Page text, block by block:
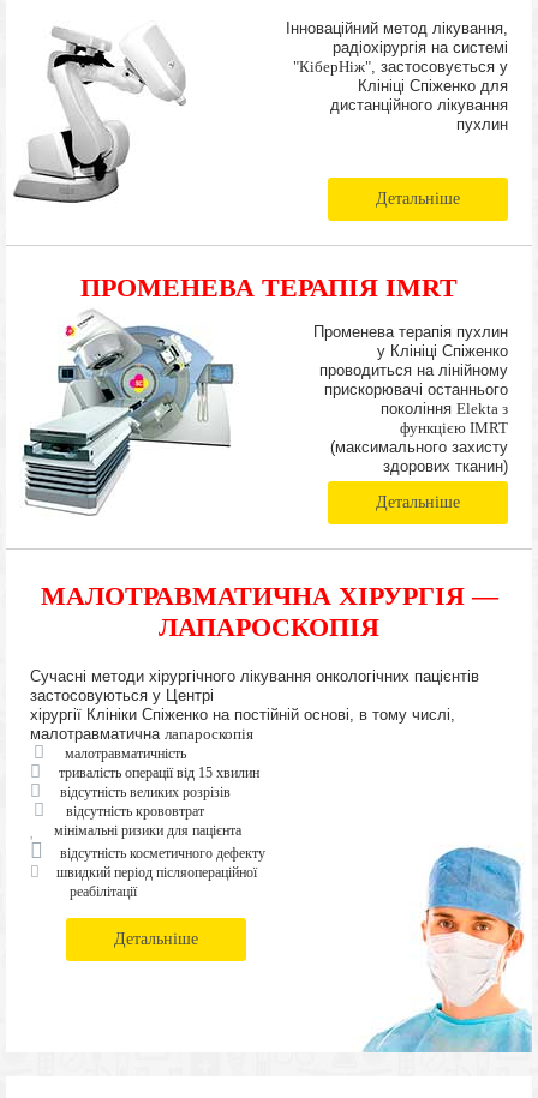
Інноваційний метод лікування,
радіохірургія на системі
"КіберНіж", застосовується у
Клініці Спіженко для
дистанційного лікування
пухлин
Детальніше
ПРОМЕНЕВА ТЕРАПІЯ IMRT
Променева терапія пухлин
у Клініці Спіженко
проводиться на лінійному
прискорювачі останнього
покоління Elekta з
функцією IMRT
(максимального захисту
здорових тканин)
Детальніше
МАЛОТРАВМАТИЧНА ХІРУРГІЯ —
ЛАПАРОСКОПІЯ
Сучасні методи хірургічного лікування онкологічних пацієнтів
застосовуються у Центрі
хірургії Клініки Спіженко на постійній основі, в тому числі,
малотравматична лапароскопія
малотравматичність
тривалість операції від 15 хвилин
відсутність великих розрізів
відсутність крововтрат
мінімальні ризики для пацієнта
відсутність косметичного дефекту
швидкий період післяопераційної
реабілітації
Детальніше